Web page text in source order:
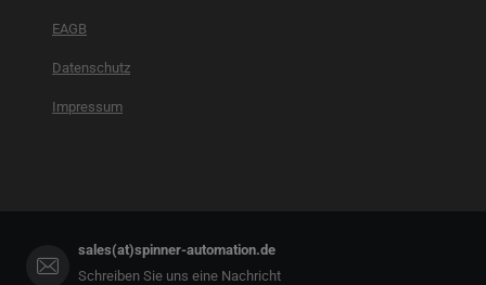
EAGB
Datenschutz
Impressum
sales(at)spinner-automation.de
Schreiben Sie uns eine Nachricht